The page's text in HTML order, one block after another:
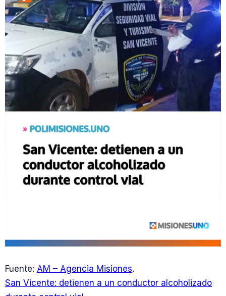
Fuente: AM – Agencia Misiones.
San Vicente: detienen a un conductor alcoholizado